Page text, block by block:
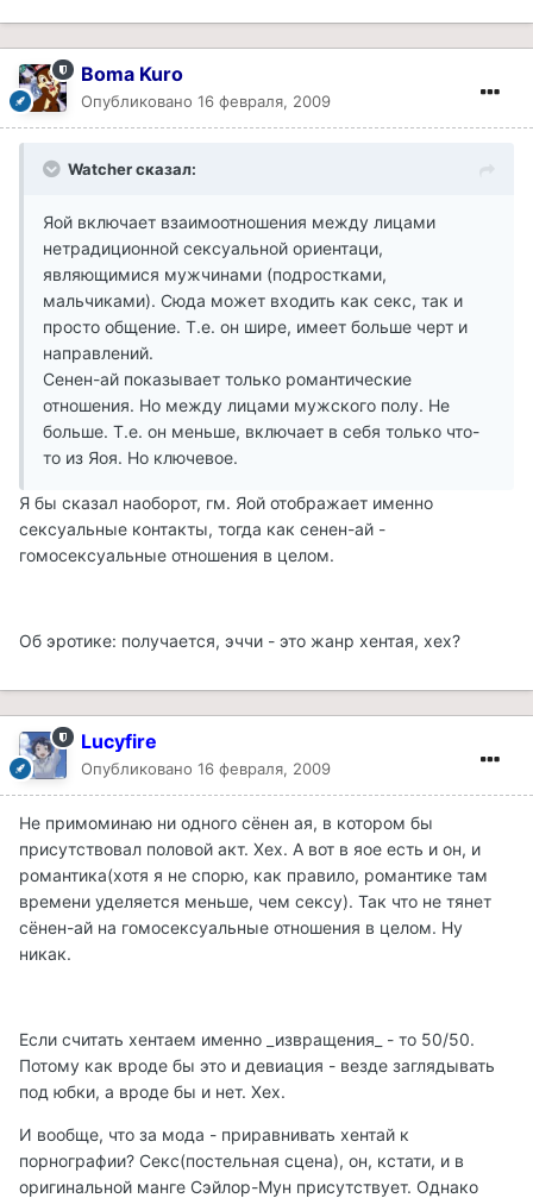
Boma Kuro
Опубликовано 16 февраля, 2009
Watcher сказал:
Яой включает взаимоотношения между лицами
нетрадиционной сексуальной ориентаци,
являющимися мужчинами (подростками,
мальчиками). Сюда может входить как секс, так и
просто общение. Т.е. он шире, имеет больше черт и
направлений.
Сенен-ай показывает только романтические
отношения. Но между лицами мужского полу. Не
больше. Т.е. он меньше, включает в себя только что-
то из Яоя. Но ключевое.
Я бы сказал наоборот, гм. Яой отображает именно
сексуальные контакты, тогда как сенен-ай -
гомосексуальные отношения в целом.
Об эротике: получается, эччи - это жанр хентая, хех?
Lucyfire
Опубликовано 16 февраля, 2009
Не примоминаю ни одного сёнен ая, в котором бы
присутствовал половой акт. Хех. А вот в яое есть и он, и
романтика(хотя я не спорю, как правило, романтике там
времени уделяется меньше, чем сексу). Так что не тянет
сёнен-ай на гомосексуальные отношения в целом. Ну
никак.
Если считать хентаем именно _извращения_ - то 50/50.
Потому как вроде бы это и девиация - везде заглядывать
под юбки, а вроде бы и нет. Хех.
И вообще, что за мода - приравнивать хентай к
порнографии? Секс(постельная сцена), он, кстати, и в
оригинальной манге Сэйлор-Мун присутствует. Однако